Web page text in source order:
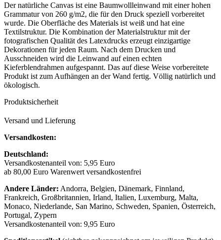
Der natürliche Canvas ist eine Baumwollleinwand mit einer hohen
Grammatur von 260 g/m2, die für den Druck speziell vorbereitet
wurde. Die Oberfläche des Materials ist weiß und hat eine
Textilstruktur. Die Kombination der Materialstruktur mit der
fotografischen Qualität des Latexdrucks erzeugt einzigartige
Dekorationen für jeden Raum. Nach dem Drucken und
Ausschneiden wird die Leinwand auf einen echten
Kieferblendrahmen aufgespannt. Das auf diese Weise vorbereitete
Produkt ist zum Aufhängen an der Wand fertig. Völlig natürlich und
ökologisch.
Produktsicherheit
Versand und Lieferung
Versandkosten:
Deutschland:
Versandkostenanteil von: 5,95 Euro
ab 80,00 Euro Warenwert versandkostenfrei
Andere Länder: Andorra, Belgien, Dänemark, Finnland,
Frankreich, Großbritannien, Irland, Italien, Luxemburg, Malta,
Monaco, Niederlande, San Marino, Schweden, Spanien, Österreich,
Portugal, Zypern
Versandkostenanteil von: 9,95 Euro